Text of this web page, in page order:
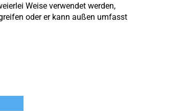
Weise verwendet werden,
oder er kann außen umfasst